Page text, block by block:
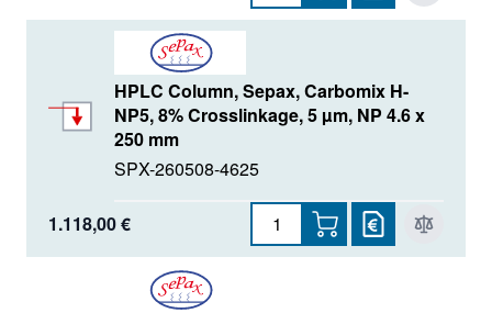
HPLC Column, Sepax, Carbomix H-
NP5, 8% Crosslinkage, 5 µm, NP 4.6 x
250 mm
SPX-260508-4625
1.118,00 €